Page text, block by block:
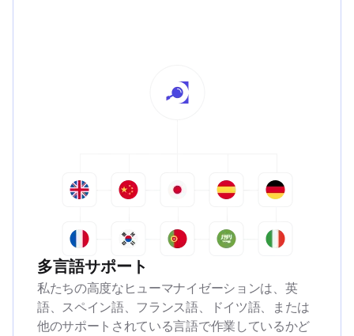
多言語サポート
私たちの高度なヒューマナイゼーションは、英
語、スペイン語、フランス語、ドイツ語、または
他のサポートされている言語で作業しているかど